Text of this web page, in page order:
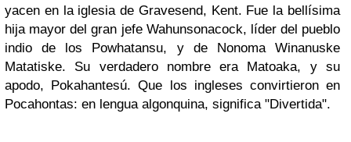
yacen en la iglesia de Gravesend, Kent. Fue la bellísima
hija mayor del gran jefe Wahunsonacock, líder del pueblo
indio de los Powhatansu, y de Nonoma Winanuske
Matatiske. Su verdadero nombre era Matoaka, y su
apodo, Pokahantesú. Que los ingleses convirtieron en
Pocahontas: en lengua algonquina, significa "Divertida".